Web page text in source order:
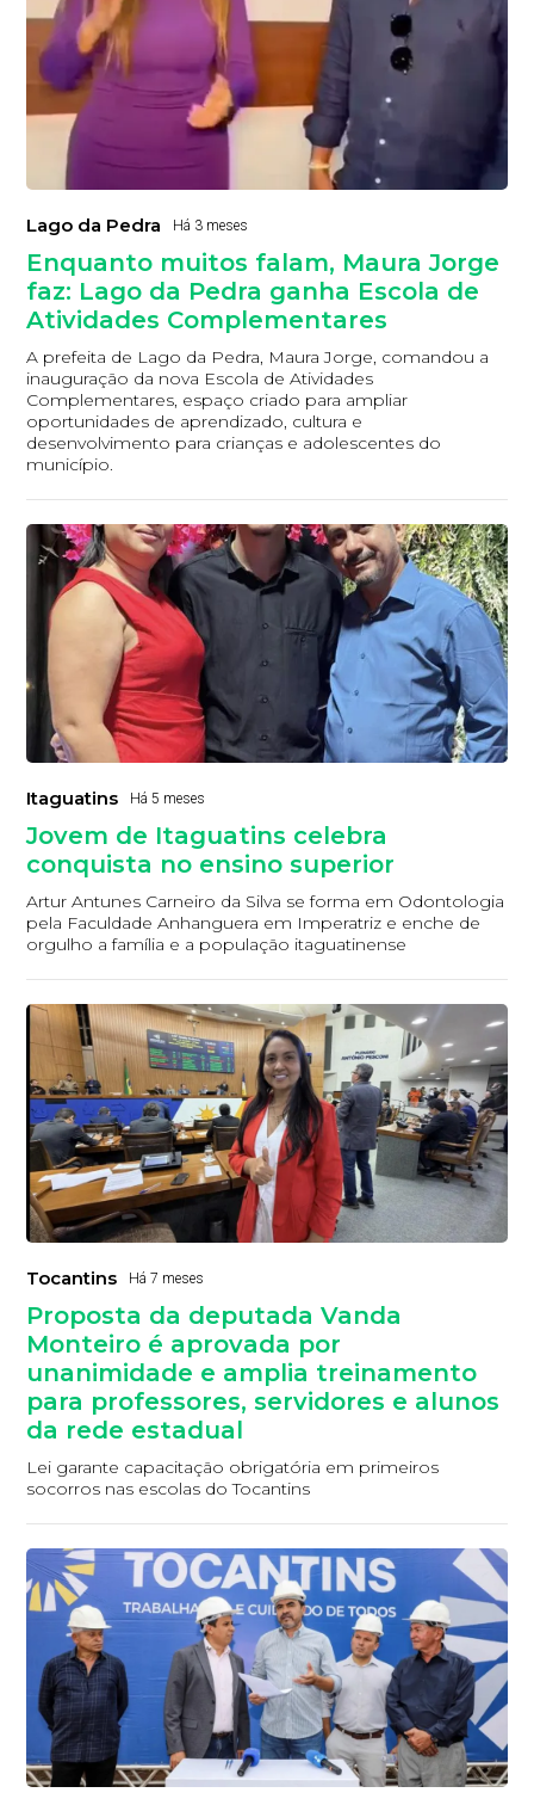
Lago da Pedra Há 3 meses
Enquanto muitos falam, Maura Jorge
faz: Lago da Pedra ganha Escola de
Atividades Complementares
A prefeita de Lago da Pedra, Maura Jorge, comandou a
inauguração da nova Escola de Atividades
Complementares, espaço criado para ampliar
oportunidades de aprendizado, cultura e
desenvolvimento para crianças e adolescentes do
município.
Itaguatins Há 5 meses
Jovem de Itaguatins celebra
conquista no ensino superior
Artur Antunes Carneiro da Silva se forma em Odontologia
pela Faculdade Anhanguera em Imperatriz e enche de
orgulho a família e a população itaguatinense
Tocantins Há 7 meses
Proposta da deputada Vanda
Monteiro é aprovada por
unanimidade e amplia treinamento
para professores, servidores e alunos
da rede estadual
Lei garante capacitação obrigatória em primeiros
socorros nas escolas do Tocantins